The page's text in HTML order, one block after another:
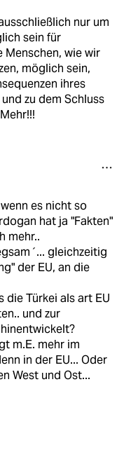
nur um
sein für
wie wir
möglich sein,
ihres
zu dem Schluss
es nicht so
hat ja "Fakten"
mehr..
gleichzeitig
der EU, an die
die Türkei als art EU
und zur
m.E. mehr im
in der EU... Oder
West und Ost...